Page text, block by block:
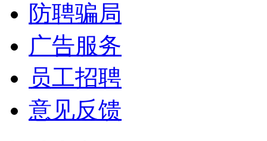
防聘骗局
广告服务
员工招聘
意见反馈